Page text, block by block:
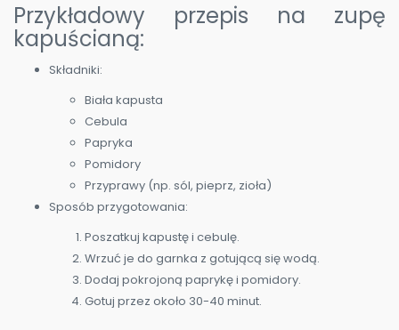
Przykładowy przepis na zupę
kapuścianą:
Składniki:
Biała kapusta
Cebula
Papryka
Pomidory
Przyprawy (np. sól, pieprz, zioła)
Sposób przygotowania:
Poszatkuj kapustę i cebulę.
Wrzuć je do garnka z gotującą się wodą.
Dodaj pokrojoną paprykę i pomidory.
Gotuj przez około 30-40 minut.